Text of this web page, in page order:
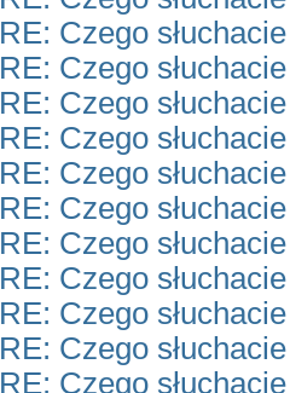
RE: Czego
RE: Czego
RE: Czego
RE: Czego
RE: Czego
RE: Czego
RE: Czego
RE: Czego
RE: Czego
RE: Czego
RE: Czego